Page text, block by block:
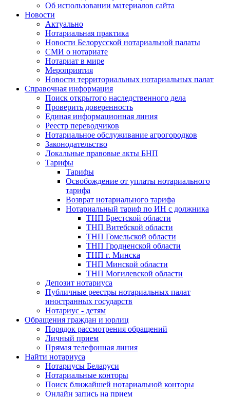
Об использовании материалов сайта
Новости
Актуально
Нотариальная практика
Новости Белорусской нотариальной палаты
СМИ о нотариате
Нотариат в мире
Мероприятия
Новости территориальных нотариальных палат
Справочная информация
Поиск открытого наследственного дела
Проверить доверенность
Единая информационная линия
Реестр переводчиков
Нотариальное обслуживание агрогородков
Законодательство
Локальные правовые акты БНП
Тарифы
Тарифы
Освобождение от уплаты нотариального
тарифа
Возврат нотариального тарифа
Нотариальный тариф по ИН с должника
ТНП Брестской области
ТНП Витебской области
ТНП Гомельской области
ТНП Гродненской области
ТНП г. Минска
ТНП Минской области
ТНП Могилевской области
Депозит нотариуса
Публичные реестры нотариальных палат
иностранных государств
Нотариус - детям
Обращения граждан и юрлиц
Порядок рассмотрения обращений
Личный прием
Прямая телефонная линия
Найти нотариуса
Нотариусы Беларуси
Нотариальные конторы
Поиск ближайшей нотариальной конторы
Онлайн запись на прием